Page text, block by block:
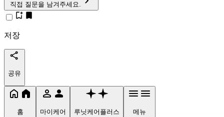
직접 질문을 남겨주세요.
저장
공유
홈 마이케어 루닛케어플러스 메뉴